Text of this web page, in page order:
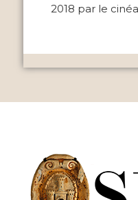
2018 par le